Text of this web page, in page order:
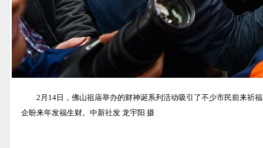
2月14日，佛山祖庙举办的财神诞系列活动吸引了不少市民前来祈
企盼来年发福生财。中新社发 龙宇阳 摄